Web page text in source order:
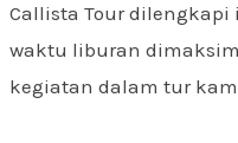
Callista Tour
waktu liburan
kegiatan dalam tur